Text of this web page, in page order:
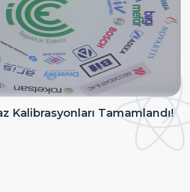
Kalibrasyonları Tamamlandı!